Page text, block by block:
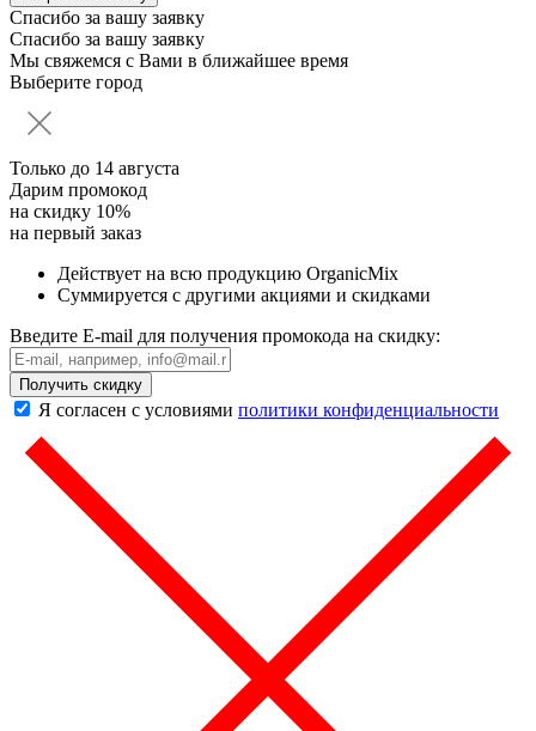
Спасибо за вашу заявку
Спасибо за вашу заявку
Мы свяжемся с Вами в ближайшее время
Выберите город
Только до 14 августа
Дарим промокод
на скидку 10%
на первый заказ
Действует на всю продукцию OrganicMix
Суммируется с другими акциями и скидками
Введите E-mail для получения промокода на скидку:
Получить скидку
Я согласен с условиями политики конфиденциальности